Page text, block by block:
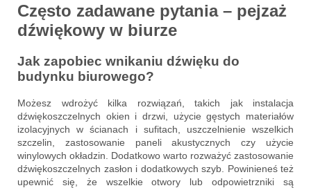
Często zadawane pytania – pejzaż
dźwiękowy w biurze
Jak zapobiec wnikaniu dźwięku do
budynku biurowego?
Możesz wdrożyć kilka rozwiązań, takich jak instalacja
dźwiękoszczelnych okien i drzwi, użycie gęstych materiałów
izolacyjnych w ścianach i sufitach, uszczelnienie wszelkich
szczelin, zastosowanie paneli akustycznych czy użycie
winylowych okładzin. Dodatkowo warto rozważyć zastosowanie
dźwiękoszczelnych zasłon i dodatkowych szyb. Powinieneś też
upewnić się, że wszelkie otwory lub odpowietrzniki są